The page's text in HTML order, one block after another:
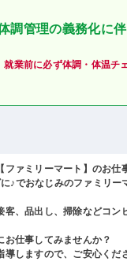
調管理の義務化に
就業前に必ず体調・体温チ
ァミリーマート】のお仕
♪でおなじみのファミリ
、品出し、掃除などコン
お仕事してみませんか？
しますので、ご安心くだ